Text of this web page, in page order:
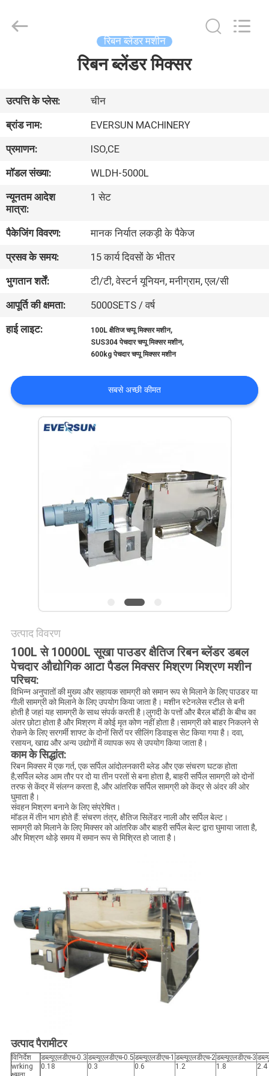
उत्पादों
वीआर
दिखाएँ
हमारे
बारे
कारखाना
भ्रमण
संपर्क
अनुरोध
गोपनीयता
नीति
रिबन ब्लेंडर मशीन
रिबन ब्लेंडर मिक्सर
उत्पत्ति के प्लेस:
चीन
ब्रांड नाम:
EVERSUN MACHINERY
प्रमाणन:
ISO,CE
मॉडल संख्या:
WLDH-5000L
न्यूनतम आदेश
मात्रा:
1 सेट
पैकेजिंग विवरण:
मानक निर्यात लकड़ी के पैकेज
प्रसव के समय:
15 कार्य दिवसों के भीतर
भुगतान शर्तें:
टी/टी, वेस्टर्न यूनियन, मनीग्राम, एल/सी
आपूर्ति की क्षमता:
5000SETS / वर्ष
हाई लाइट:
100L क्षैतिज चप्पू मिक्सर मशीन,
SUS304 पेचदार चप्पू मिक्सर मशीन,
600kg पेचदार चप्पू मिक्सर मशीन
सबसे अच्छी कीमत
उत्पाद विवरण
100L से 10000L सूखा पाउडर क्षैतिज रिबन ब्लेंडर डबल
पेचदार औद्योगिक आटा पैडल मिक्सर मिश्रण मिश्रण मशीन
परिचय:
विभिन्न अनुपातों की मुख्य और सहायक सामग्री को समान रूप से मिलाने के लिए पाउडर या
गीली सामग्री को मिलाने के लिए उपयोग किया जाता है। मशीन स्टेनलेस स्टील से बनी
होती है जहां यह सामग्री के साथ संपर्क करती है।लुगदी के पत्तों और बैरल बॉडी के बीच का
अंतर छोटा होता है और मिश्रण में कोई मृत कोण नहीं होता है।सामग्री को बाहर निकलने से
रोकने के लिए सरगर्मी शाफ्ट के दोनों सिरों पर सीलिंग डिवाइस सेट किया गया है। दवा,
रसायन, खाद्य और अन्य उद्योगों में व्यापक रूप से उपयोग किया जाता है।
काम के सिद्धांत:
रिबन मिक्सर में एक गर्त, एक सर्पिल आंदोलनकारी ब्लेड और एक संचरण घटक होता
है;सर्पिल ब्लेड आम तौर पर दो या तीन परतों से बना होता है, बाहरी सर्पिल सामग्री को दोनों
तरफ से केंद्र में संलग्न करता है, और आंतरिक सर्पिल सामग्री को केंद्र से अंदर की ओर
घुमाता है।
संवहन मिश्रण बनाने के लिए संप्रेषित।
मॉडल में तीन भाग होते हैं: संचरण तंत्र, क्षैतिज सिलेंडर नाली और सर्पिल बेल्ट।
सामग्री को मिलाने के लिए मिक्सर को आंतरिक और बाहरी सर्पिल बेल्ट द्वारा घुमाया जाता है,
और मिश्रण थोड़े समय में समान रूप से मिश्रित हो जाता है।
उत्पाद पैरामीटर
विनिर्देश डब्ल्यूएलडीएच-0.3डब्ल्यूएलडीएच-0.5डब्ल्यूएलडीएच-1 डब्ल्यूएलडीएच-2डब्ल्यूएलडीएच-3
wrking
0.18 0.3 0.6 1.2 1.8 2.4